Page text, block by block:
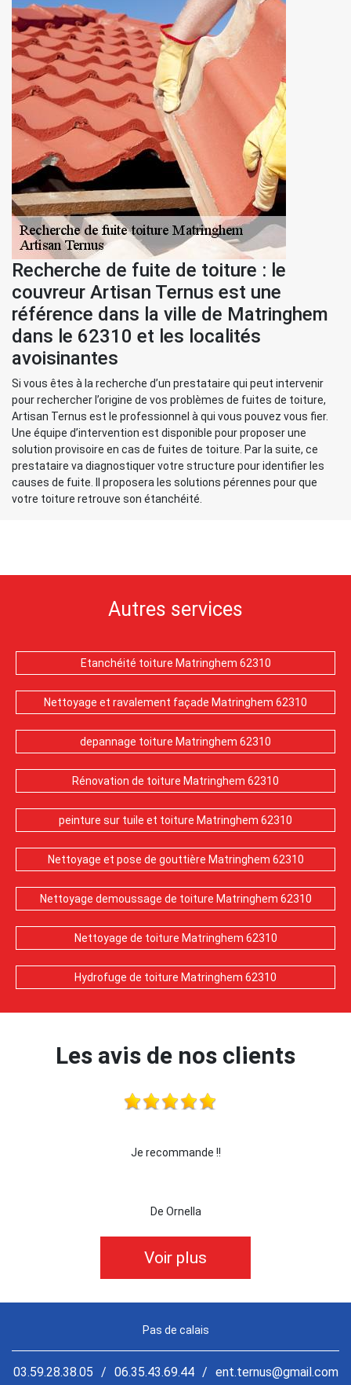
Recherche de fuite de toiture : le
couvreur Artisan Ternus est une
référence dans la ville de Matringhem
dans le 62310 et les localités
avoisinantes
Si vous êtes à la recherche d’un prestataire qui peut intervenir
pour rechercher l’origine de vos problèmes de fuites de toiture,
Artisan Ternus est le professionnel à qui vous pouvez vous fier.
Une équipe d’intervention est disponible pour proposer une
solution provisoire en cas de fuites de toiture. Par la suite, ce
prestataire va diagnostiquer votre structure pour identifier les
causes de fuite. Il proposera les solutions pérennes pour que
votre toiture retrouve son étanchéité.
Autres services
Etanchéité toiture Matringhem 62310
Nettoyage et ravalement façade Matringhem 62310
depannage toiture Matringhem 62310
Rénovation de toiture Matringhem 62310
peinture sur tuile et toiture Matringhem 62310
Nettoyage et pose de gouttière Matringhem 62310
Nettoyage demoussage de toiture Matringhem 62310
Nettoyage de toiture Matringhem 62310
Hydrofuge de toiture Matringhem 62310
Les avis de nos clients
Je recommande !!
De Ornella
Voir plus
Pas de calais
03.59.28.38.05 / 06.35.43.69.44 / ent.ternus@gmail.com